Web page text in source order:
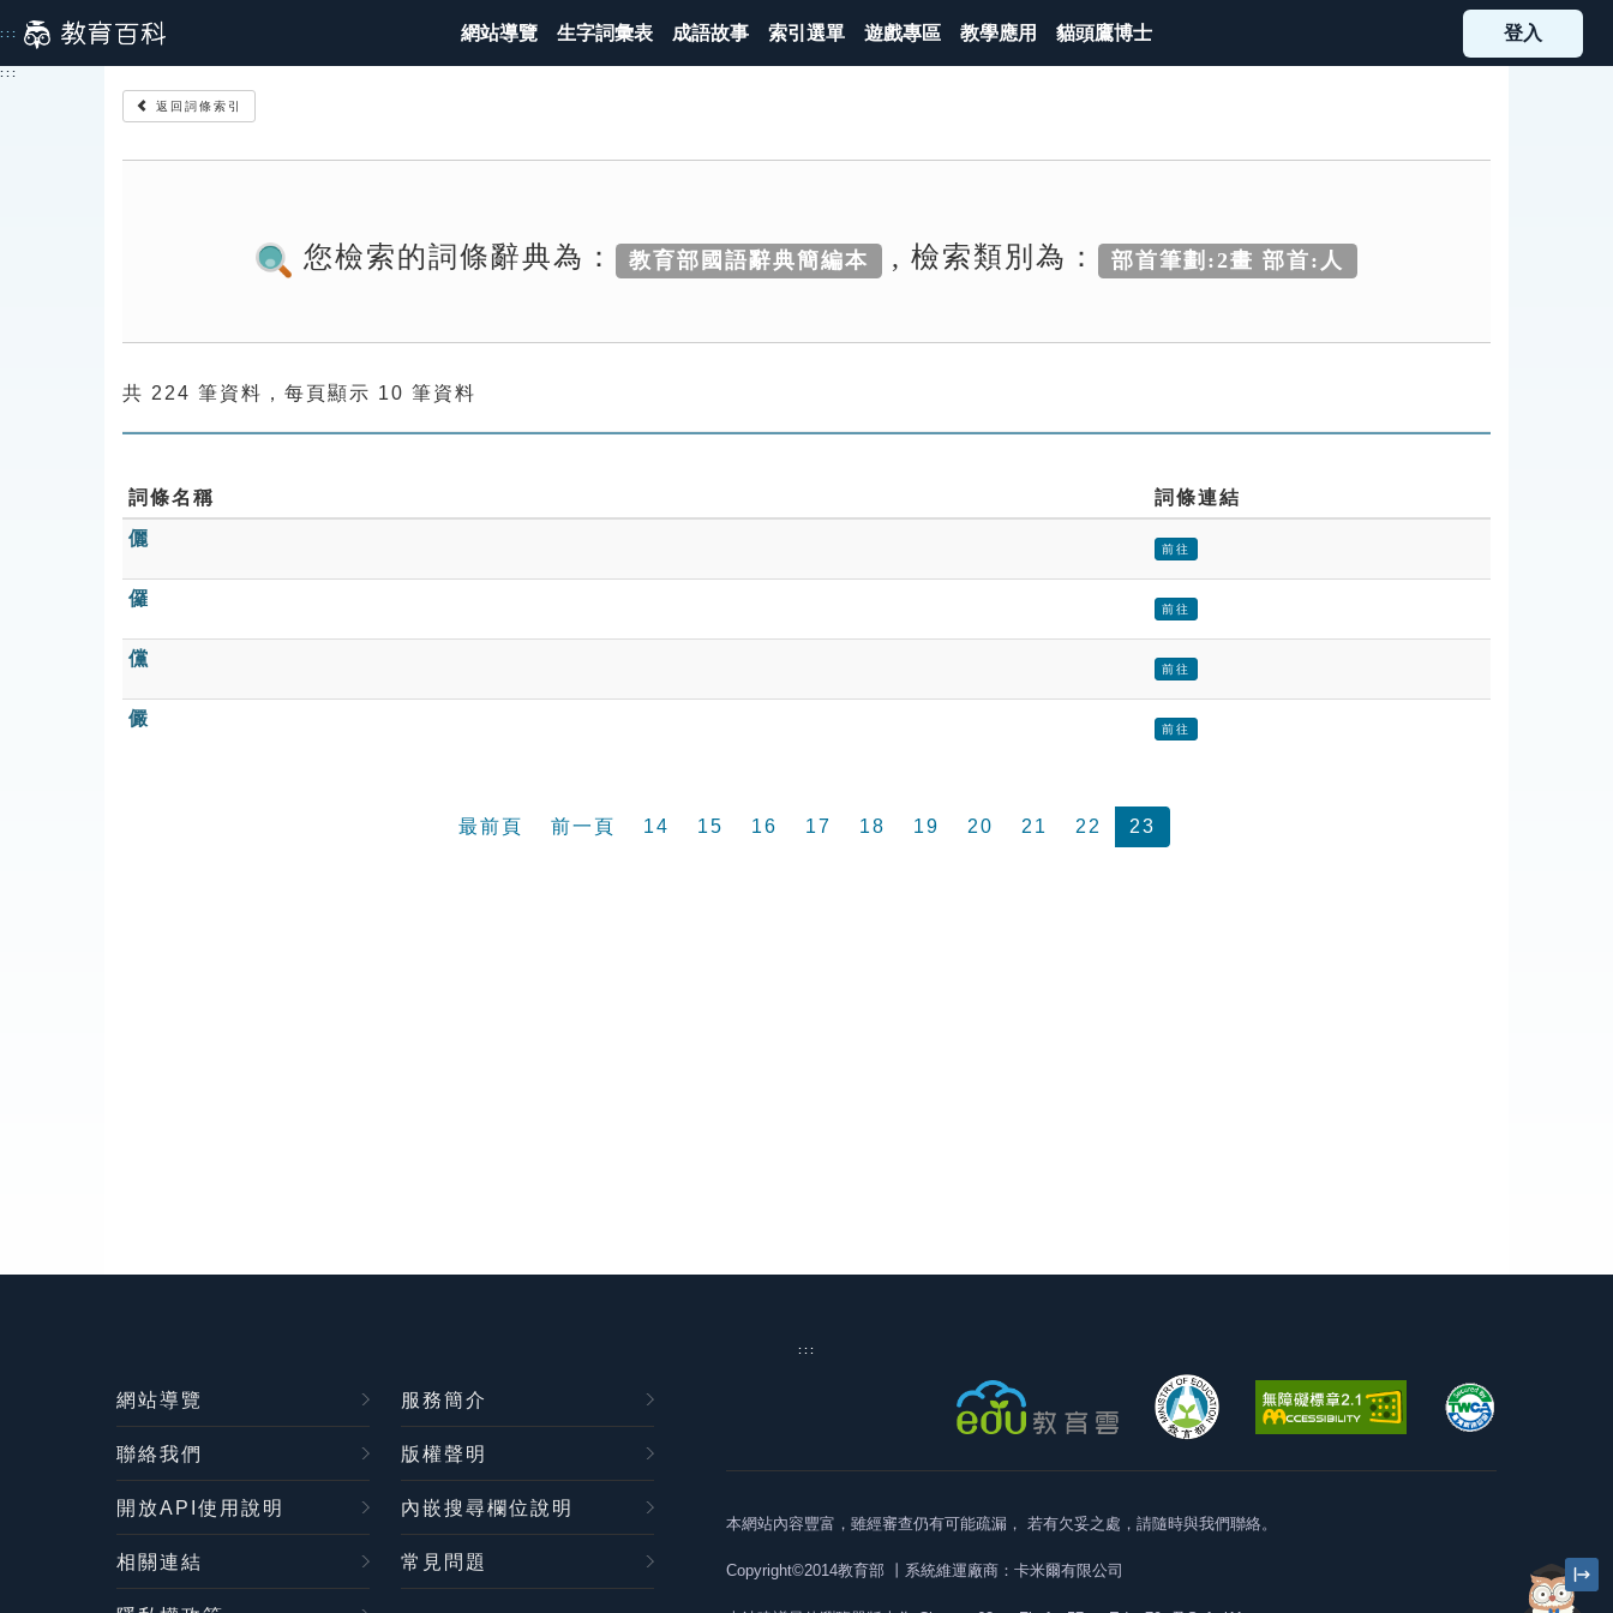
到
主
::: 網站導覽 生字詞彙表 成語故事 索引選單 遊戲專區 教學應用 貓頭鷹博士 登入
:::
返回詞條索引
您檢索的詞條辭典為： 教育部國語辭典簡編本 , 檢索類別為： 部首筆劃:2畫 部首:人
共 224 筆資料，每頁顯示 10 筆資料
詞條名稱
詞條連結
儷
前往
儸
前往
儻
前往
儼
前往
最前頁 前一頁 14 15 16 17 18 19 20 21 22 23
:::
網站導覽 服務簡介
聯絡我們 版權聲明
開放API使用說明 內嵌搜尋欄位說明
相關連結 常見問題
本網站內容豐富，雖經審查仍有可能疏漏， 若有欠妥之處，請隨時與我們聯絡。
Copyright©2014教育部 丨系統維運廠商：卡米爾有限公司